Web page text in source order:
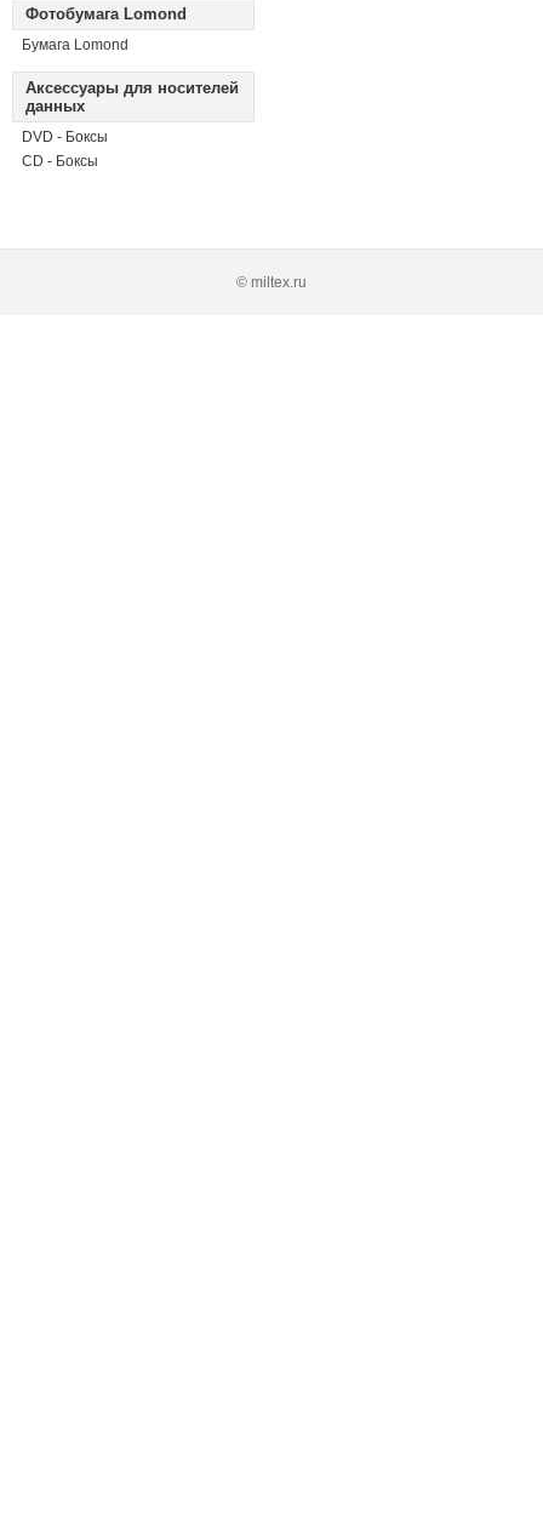
Фотобумага Lomond
Бумага Lomond
Аксессуары для носителей
данных
DVD - Боксы
CD - Боксы
© miltex.ru